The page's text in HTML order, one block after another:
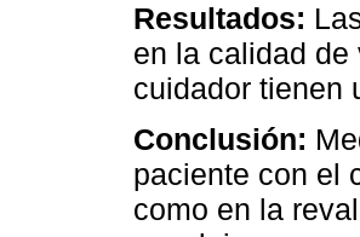
Resultados:
en la calidad
cuidador tienen
Conclusión:
paciente con el
como en la